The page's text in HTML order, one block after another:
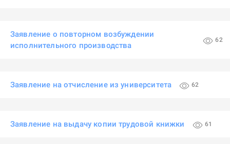
Заявление о повторном возбуждении
исполнительного производства
62
Заявление на отчисление из университета 62
Заявление на выдачу копии трудовой книжки 61